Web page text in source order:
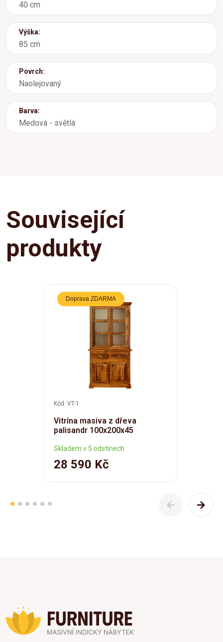
40 cm
Výška:
85 cm
Povrch:
Naolejovaný
Barva:
Medová - světlá
Související
produkty
Doprava ZDARMA
Kód: VT-1
Vitrína masiva z dřeva
palisandr 100x200x45
Skladem v 5 odstínech
28 590 Kč